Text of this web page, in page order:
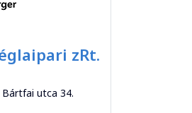
zRt.
utca 34.